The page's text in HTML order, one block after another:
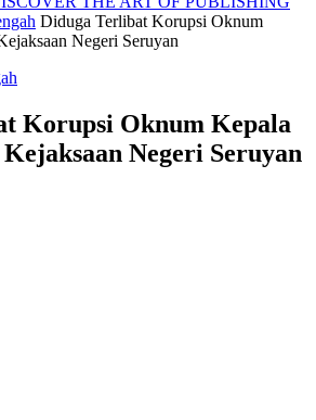
Diduga Terlibat Korupsi Oknum
Negeri Seruyan
Korupsi Oknum Kepala
Negeri Seruyan